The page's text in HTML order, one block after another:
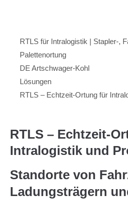
RTLS für Intralogistik | Stapler-,
Palettenortung
DE Artschwager-Kohl
Lösungen
RTLS – Echtzeit-Ortung für
RTLS – Echtzeit-
Intralogistik und
Standorte von
Ladungsträgern